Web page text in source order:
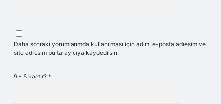
Daha sonraki yorumlarımda kullanılması için adım, e-posta adresim ve
site adresim bu tarayıcıya kaydedilsin.
9 - 5 kaçtır? *